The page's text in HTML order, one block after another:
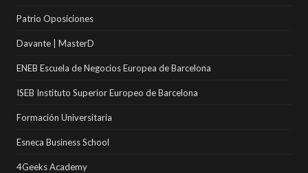
Patrio Oposiciones
Davante | MasterD
ENEB Escuela de Negocios Europea de Barcelona
ISEB Instituto Superior Europeo de Barcelona
Formación Universitaria
Esneca Business School
4Geeks Academy